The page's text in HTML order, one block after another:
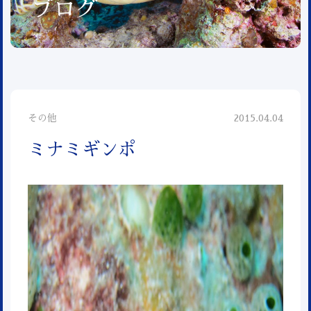
ブログ
その他 2015.04.04
ミナミギンポ